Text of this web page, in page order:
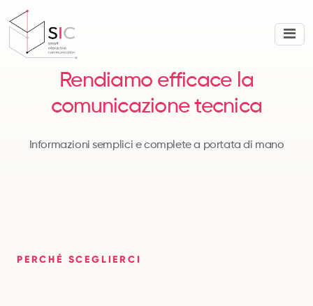
Rendiamo efficace la
comunicazione tecnica
Informazioni semplici e complete a portata di mano
PERCHÉ SCEGLIERCI